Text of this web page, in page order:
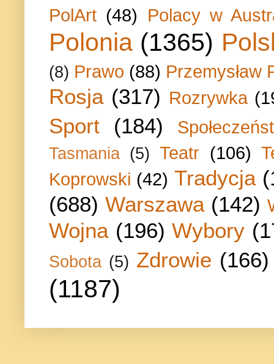
PolArt (48) Polacy w
Polonia (1365)
(8) Prawo (88) Przemysław
Rosja (317) Rozrywka
Sport (184)
Tasmania (5) Teatr (106)
Koprowski (42) Tradycja
(688) Warszawa (142)
Wojna (196) Wybory
Sobota (5) Zdrowie (166)
(1187)